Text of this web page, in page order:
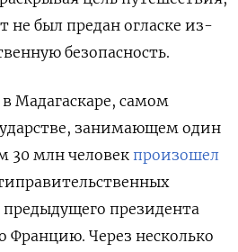
не был предан огласке из-
безопасность.
Мадагаскаре, самом
занимающем один
30 млн человек произошел
предыдущего президента
Францию. Через несколько